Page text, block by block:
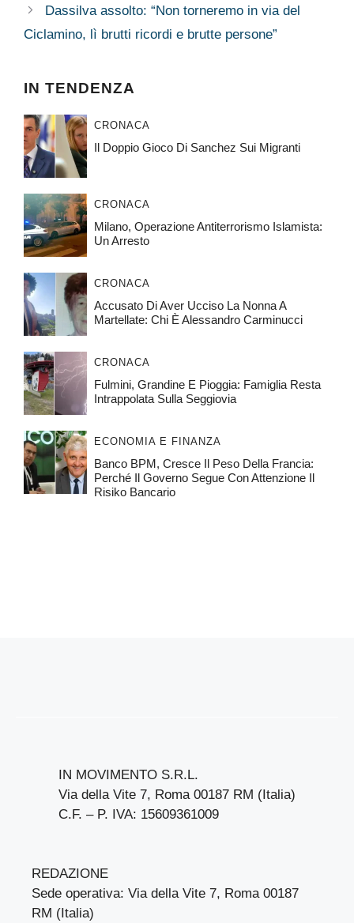
Dassilva assolto: “Non torneremo in via del
Ciclamino, lì brutti ricordi e brutte persone”
IN TENDENZA
CRONACA
Il Doppio Gioco Di Sanchez Sui Migranti
CRONACA
Milano, Operazione Antiterrorismo Islamista:
Un Arresto
CRONACA
Accusato Di Aver Ucciso La Nonna A
Martellate: Chi È Alessandro Carminucci
CRONACA
Fulmini, Grandine E Pioggia: Famiglia Resta
Intrappolata Sulla Seggiovia
ECONOMIA E FINANZA
Banco BPM, Cresce Il Peso Della Francia:
Perché Il Governo Segue Con Attenzione Il
Risiko Bancario
IN MOVIMENTO S.R.L.
Via della Vite 7, Roma 00187 RM (Italia)
C.F. – P. IVA: 15609361009
REDAZIONE
Sede operativa: Via della Vite 7, Roma 00187
RM (Italia)